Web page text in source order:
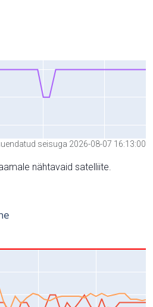
seisuga 2026-08-07 16:13:00
nähtavaid satelliite.